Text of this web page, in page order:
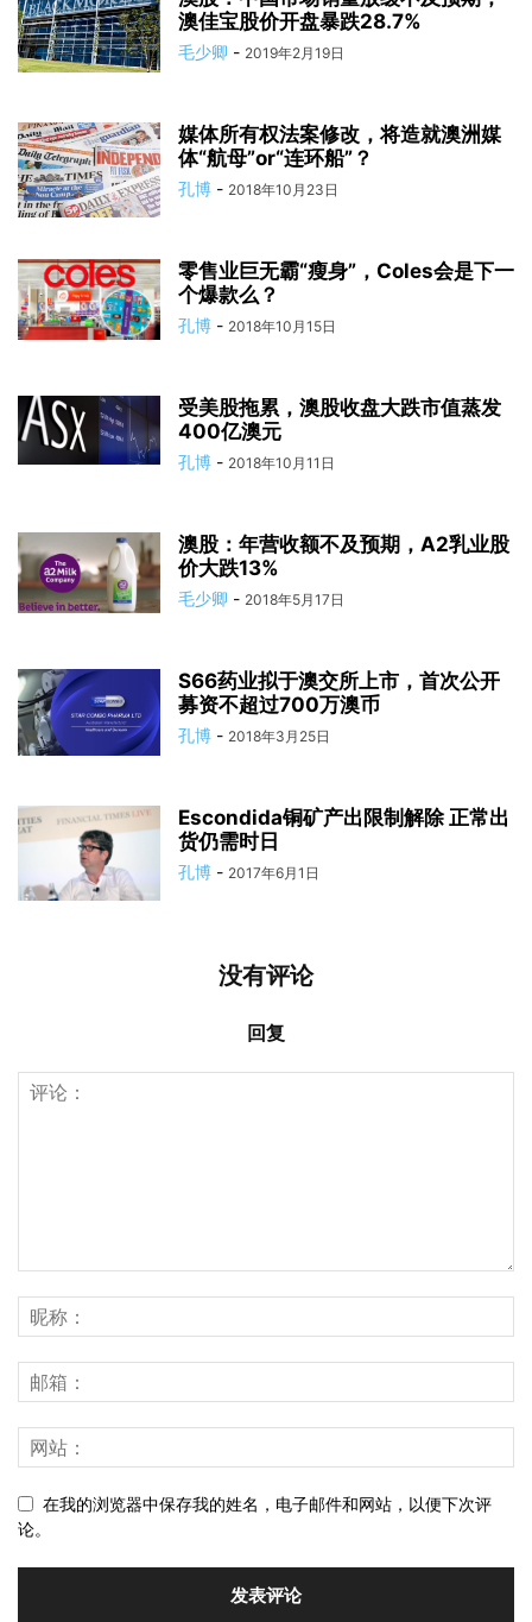
澳佳宝股价开盘暴跌28.7%
毛少卿 - 2019年2月19日
媒体所有权法案修改，将造就澳洲媒
体“航母”or“连环船”？
孔博 - 2018年10月23日
零售业巨无霸“瘦身”，Coles会是下一
个爆款么？
孔博 - 2018年10月15日
受美股拖累，澳股收盘大跌市值蒸发
400亿澳元
孔博 - 2018年10月11日
澳股：年营收额不及预期，A2乳业股
价大跌13%
毛少卿 - 2018年5月17日
S66药业拟于澳交所上市，首次公开
募资不超过700万澳币
孔博 - 2018年3月25日
Escondida铜矿产出限制解除 正常出
货仍需时日
孔博 - 2017年6月1日
没有评论
回复
在我的浏览器中保存我的姓名，电子邮件和网站，以便下次评
论。